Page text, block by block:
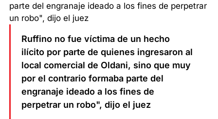
parte del engranaje ideado a los fines de perpetrar
un robo", dijo el juez
Ruffino no fue víctima de un hecho
ilícito por parte de quienes ingresaron al
local comercial de Oldani, sino que muy
por el contrario formaba parte del
engranaje ideado a los fines de
perpetrar un robo", dijo el juez